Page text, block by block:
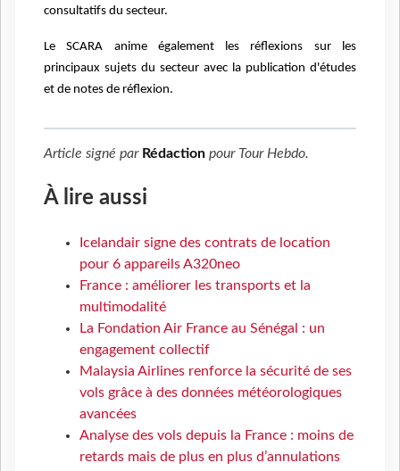
consultatifs du secteur.
Le SCARA anime également les réflexions sur les
principaux sujets du secteur avec la publication d'études
et de notes de réflexion.
Article signé par Rédaction pour Tour Hebdo.
À lire aussi
Icelandair signe des contrats de location
pour 6 appareils A320neo
France : améliorer les transports et la
multimodalité
La Fondation Air France au Sénégal : un
engagement collectif
Malaysia Airlines renforce la sécurité de ses
vols grâce à des données météorologiques
avancées
Analyse des vols depuis la France : moins de
retards mais de plus en plus d’annulations